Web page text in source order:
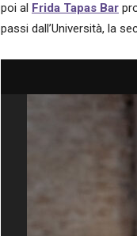
poi al Frida Tapas Bar
passi dall’Università, la